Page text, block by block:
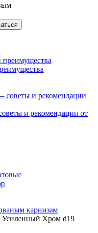
и рекомендации от
карнизам
Хром d19